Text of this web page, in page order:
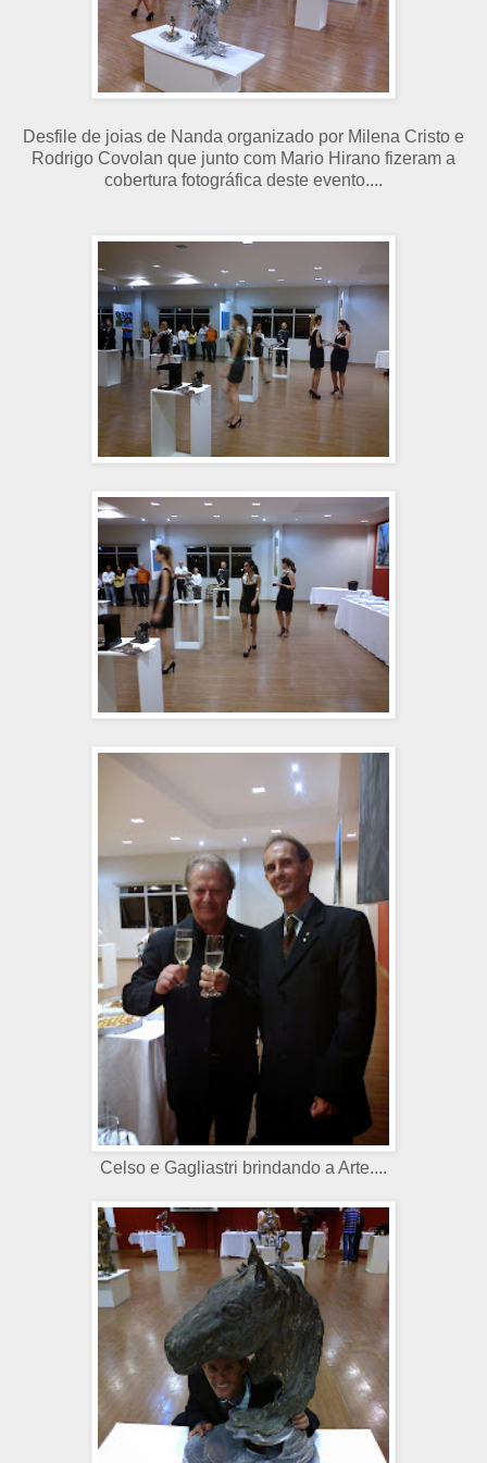
Desfile de joias de Nanda organizado por Milena Cristo e
Rodrigo Covolan que junto com Mario Hirano fizeram a
cobertura fotográfica deste evento....
Celso e Gagliastri brindando a Arte....